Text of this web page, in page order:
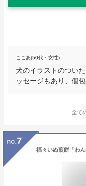
ここあ(50代・女性)
犬のイラストのつい
ッセージもあり、個
全て
no. 7